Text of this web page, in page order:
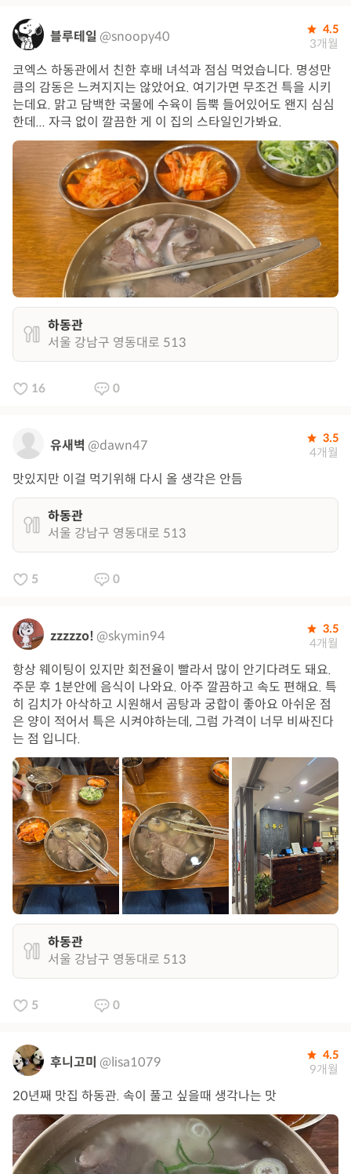
블루테일 @snoopy40 4.5
3개월
코엑스 하동관에서 친한 후배 녀석과 점심 먹었습니다. 명성만
큼의 감동은 느켜지지는 않았어요. 여기가면 무조건 특을 시키
는데요. 맑고 담백한 국물에 수육이 듬뿍 들어있어도 왠지 심심
한데... 자극 없이 깔끔한 게 이 집의 스타일인가봐요.
하동관
서울 강남구 영동대로 513
16 0
유새벽 @dawn47 3.5
4개월
맛있지만 이걸 먹기위해 다시 올 생각은 안듬
하동관
서울 강남구 영동대로 513
5 0
zzzzzo! @skymin94 3.5
4개월
항상 웨이팅이 있지만 회전율이 빨라서 많이 안기다려도 돼요.
주문 후 1분안에 음식이 나와요. 아주 깔끔하고 속도 편해요. 특
히 김치가 아삭하고 시원해서 곰탕과 궁합이 좋아요 아쉬운 점
은 양이 적어서 특은 시켜야하는데, 그럼 가격이 너무 비싸진다
는 점 입니다.
하동관
서울 강남구 영동대로 513
5 0
후니고미 @lisa1079 4.5
9개월
20년째 맛집 하동관. 속이 풀고 싶을때 생각나는 맛